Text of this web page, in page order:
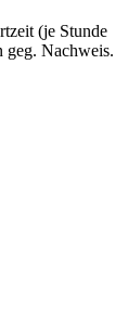
(je Stunde
geg. Nachweis.